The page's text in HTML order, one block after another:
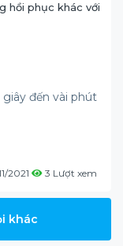
hồi phục khác với
đến vài phút
2021 3 Lượt xem
khác